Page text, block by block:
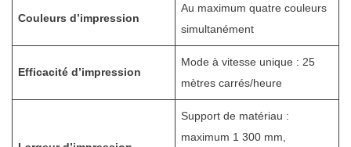
Couleurs d’impression
Au maximum quatre couleurs
simultanément
Efficacité d’impression
Mode à vitesse unique : 25
mètres carrés/heure
Support de matériau :
maximum 1 300 mm,